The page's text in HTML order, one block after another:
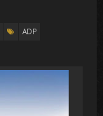
ADP